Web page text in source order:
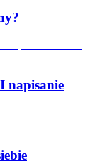
napisanie